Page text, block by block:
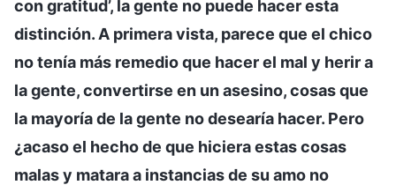
con gratitud’, la gente no puede hacer esta
distinción. A primera vista, parece que el chico
no tenía más remedio que hacer el mal y herir a
la gente, convertirse en un asesino, cosas que
la mayoría de la gente no desearía hacer. Pero
¿acaso el hecho de que hiciera estas cosas
malas y matara a instancias de su amo no